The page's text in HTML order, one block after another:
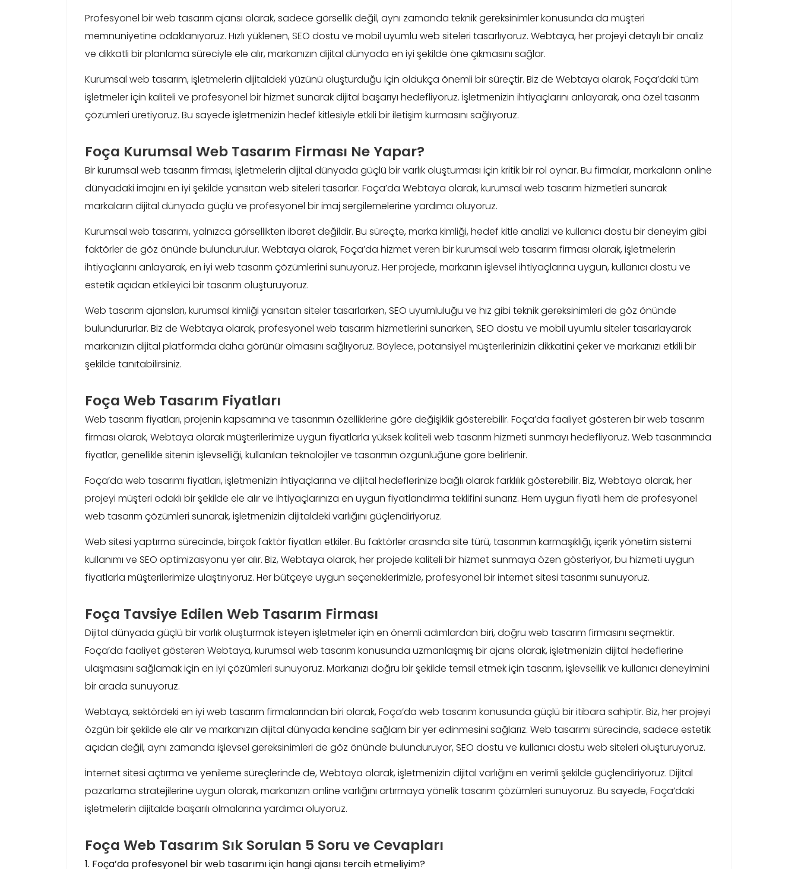
Profesyonel bir web tasarım ajansı olarak, sadece görsellik değil, aynı zamanda teknik gereksinimler konusunda da müşteri
memnuniyetine odaklanıyoruz. Hızlı yüklenen, SEO dostu ve mobil uyumlu web siteleri tasarlıyoruz. Webtaya, her projeyi detaylı bir analiz
ve dikkatli bir planlama süreciyle ele alır, markanızın dijital dünyada en iyi şekilde öne çıkmasını sağlar.
Kurumsal web tasarım, işletmelerin dijitaldeki yüzünü oluşturduğu için oldukça önemli bir süreçtir. Biz de Webtaya olarak, Foça’daki tüm
işletmeler için kaliteli ve profesyonel bir hizmet sunarak dijital başarıyı hedefliyoruz. İşletmenizin ihtiyaçlarını anlayarak, ona özel tasarım
çözümleri üretiyoruz. Bu sayede işletmenizin hedef kitlesiyle etkili bir iletişim kurmasını sağlıyoruz.
Foça Kurumsal Web Tasarım Firması Ne Yapar?
Bir kurumsal web tasarım firması, işletmelerin dijital dünyada güçlü bir varlık oluşturması için kritik bir rol oynar. Bu firmalar, markaların online
dünyadaki imajını en iyi şekilde yansıtan web siteleri tasarlar. Foça’da Webtaya olarak, kurumsal web tasarım hizmetleri sunarak
markaların dijital dünyada güçlü ve profesyonel bir imaj sergilemelerine yardımcı oluyoruz.
Kurumsal web tasarımı, yalnızca görsellikten ibaret değildir. Bu süreçte, marka kimliği, hedef kitle analizi ve kullanıcı dostu bir deneyim gibi
faktörler de göz önünde bulundurulur. Webtaya olarak, Foça’da hizmet veren bir kurumsal web tasarım firması olarak, işletmelerin
ihtiyaçlarını anlayarak, en iyi web tasarım çözümlerini sunuyoruz. Her projede, markanın işlevsel ihtiyaçlarına uygun, kullanıcı dostu ve
estetik açıdan etkileyici bir tasarım oluşturuyoruz.
Web tasarım ajansları, kurumsal kimliği yansıtan siteler tasarlarken, SEO uyumluluğu ve hız gibi teknik gereksinimleri de göz önünde
bulundururlar. Biz de Webtaya olarak, profesyonel web tasarım hizmetlerini sunarken, SEO dostu ve mobil uyumlu siteler tasarlayarak
markanızın dijital platformda daha görünür olmasını sağlıyoruz. Böylece, potansiyel müşterilerinizin dikkatini çeker ve markanızı etkili bir
şekilde tanıtabilirsiniz.
Foça Web Tasarım Fiyatları
Web tasarım fiyatları, projenin kapsamına ve tasarımın özelliklerine göre değişiklik gösterebilir. Foça’da faaliyet gösteren bir web tasarım
firması olarak, Webtaya olarak müşterilerimize uygun fiyatlarla yüksek kaliteli web tasarım hizmeti sunmayı hedefliyoruz. Web tasarımında
fiyatlar, genellikle sitenin işlevselliği, kullanılan teknolojiler ve tasarımın özgünlüğüne göre belirlenir.
Foça’da web tasarımı fiyatları, işletmenizin ihtiyaçlarına ve dijital hedeflerinize bağlı olarak farklılık gösterebilir. Biz, Webtaya olarak, her
projeyi müşteri odaklı bir şekilde ele alır ve ihtiyaçlarınıza en uygun fiyatlandırma teklifini sunarız. Hem uygun fiyatlı hem de profesyonel
web tasarım çözümleri sunarak, işletmenizin dijitaldeki varlığını güçlendiriyoruz.
Web sitesi yaptırma sürecinde, birçok faktör fiyatları etkiler. Bu faktörler arasında site türü, tasarımın karmaşıklığı, içerik yönetim sistemi
kullanımı ve SEO optimizasyonu yer alır. Biz, Webtaya olarak, her projede kaliteli bir hizmet sunmaya özen gösteriyor, bu hizmeti uygun
fiyatlarla müşterilerimize ulaştırıyoruz. Her bütçeye uygun seçeneklerimizle, profesyonel bir internet sitesi tasarımı sunuyoruz.
Foça Tavsiye Edilen Web Tasarım Firması
Dijital dünyada güçlü bir varlık oluşturmak isteyen işletmeler için en önemli adımlardan biri, doğru web tasarım firmasını seçmektir.
Foça’da faaliyet gösteren Webtaya, kurumsal web tasarım konusunda uzmanlaşmış bir ajans olarak, işletmenizin dijital hedeflerine
ulaşmasını sağlamak için en iyi çözümleri sunuyoruz. Markanızı doğru bir şekilde temsil etmek için tasarım, işlevsellik ve kullanıcı deneyimini
bir arada sunuyoruz.
Webtaya, sektördeki en iyi web tasarım firmalarından biri olarak, Foça’da web tasarım konusunda güçlü bir itibara sahiptir. Biz, her projeyi
özgün bir şekilde ele alır ve markanızın dijital dünyada kendine sağlam bir yer edinmesini sağlarız. Web tasarımı sürecinde, sadece estetik
açıdan değil, aynı zamanda işlevsel gereksinimleri de göz önünde bulunduruyor, SEO dostu ve kullanıcı dostu web siteleri oluşturuyoruz.
İnternet sitesi açtırma ve yenileme süreçlerinde de, Webtaya olarak, işletmenizin dijital varlığını en verimli şekilde güçlendiriyoruz. Dijital
pazarlama stratejilerine uygun olarak, markanızın online varlığını artırmaya yönelik tasarım çözümleri sunuyoruz. Bu sayede, Foça’daki
işletmelerin dijitalde başarılı olmalarına yardımcı oluyoruz.
Foça Web Tasarım Sık Sorulan 5 Soru ve Cevapları
1. Foça’da profesyonel bir web tasarımı için hangi ajansı tercih etmeliyim?